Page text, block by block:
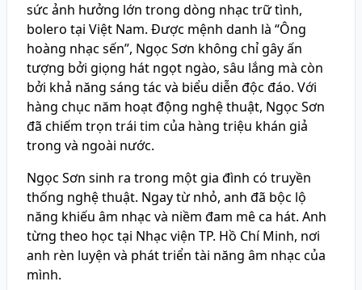
sức ảnh hưởng lớn trong dòng nhạc trữ tình,
bolero tại Việt Nam. Được mệnh danh là “Ông
hoàng nhạc sến”, Ngọc Sơn không chỉ gây ấn
tượng bởi giọng hát ngọt ngào, sâu lắng mà còn
bởi khả năng sáng tác và biểu diễn độc đáo. Với
hàng chục năm hoạt động nghệ thuật, Ngọc Sơn
đã chiếm trọn trái tim của hàng triệu khán giả
trong và ngoài nước.
Ngọc Sơn sinh ra trong một gia đình có truyền
thống nghệ thuật. Ngay từ nhỏ, anh đã bộc lộ
năng khiếu âm nhạc và niềm đam mê ca hát. Anh
từng theo học tại Nhạc viện TP. Hồ Chí Minh, nơi
anh rèn luyện và phát triển tài năng âm nhạc của
mình.